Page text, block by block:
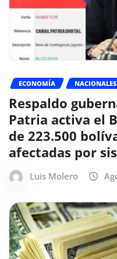
ECONOMÍA NACIONALES
Respaldo
Patria activa el
de 223.500
afectadas por
Luis Molero